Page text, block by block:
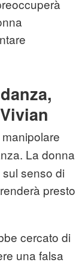
La donna
senso di
presto
cercato di
una falsa